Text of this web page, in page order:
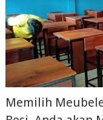
Memilih